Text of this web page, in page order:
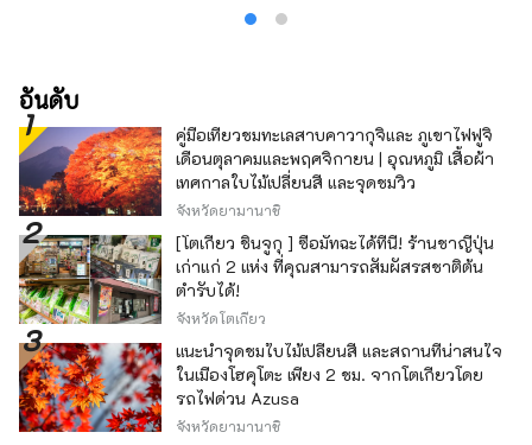
อันดับ
คู่มือเที่ยวชมทะเลสาบคาวากุจิและ ภูเขาไฟฟูจิ
เดือนตุลาคมและพฤศจิกายน | อุณหภูมิ เสื้อผ้า
เทศกาลใบไม้เปลี่ยนสี และจุดชมวิว
จังหวัดยามานาชิ
[โตเกียว ชินจูกุ ] ซื้อมัทฉะได้ที่นี่! ร้านชาญี่ปุ่น
เก่าแก่ 2 แห่ง ที่คุณสามารถสัมผัสรสชาติต้น
ตำรับได้!
จังหวัดโตเกียว
แนะนำจุดชมใบไม้เปลี่ยนสี และสถานที่น่าสนใจ
ในเมืองโฮคุโตะ เพียง 2 ชม. จากโตเกียวโดย
รถไฟด่วน Azusa
จังหวัดยามานาชิ